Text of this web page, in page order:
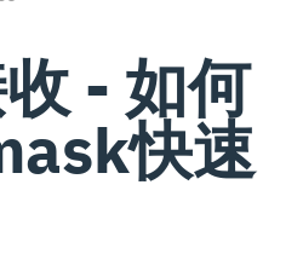
- 如何
快速